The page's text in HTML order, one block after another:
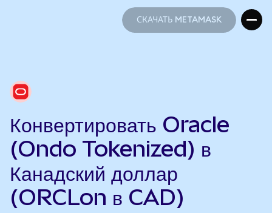
СКАЧАТЬ METAMASK
Конвертировать Oracle
(Ondo Tokenized) в
Канадский доллар
(ORCLon в CAD)